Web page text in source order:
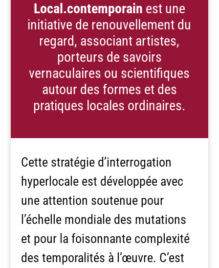
Local.contemporain est une
initiative de renouvellement du
regard, associant artistes,
porteurs de savoirs
vernaculaires ou scientifiques
autour des formes et des
pratiques locales ordinaires.
Cette stratégie d’interrogation
hyperlocale est développée avec
une attention soutenue pour
l’échelle mondiale des mutations
et pour la foisonnante complexité
des temporalités à l’œuvre. C’est